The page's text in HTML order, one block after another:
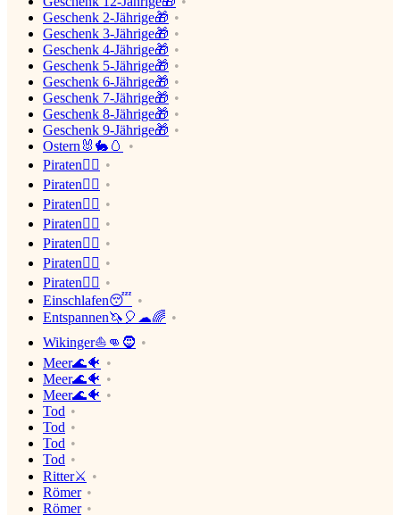
Geschenk 2-Jährige🎁
Geschenk 3-Jährige🎁
Geschenk 4-Jährige🎁
Geschenk 5-Jährige🎁
Geschenk 6-Jährige🎁
Geschenk 7-Jährige🎁
Geschenk 8-Jährige🎁
Geschenk 9-Jährige🎁
Ostern🐰🐇🥚
Piraten🏴‍☠️
Piraten🏴‍☠️
Piraten🏴‍☠️
Piraten🏴‍☠️
Piraten🏴‍☠️
Piraten🏴‍☠️
Piraten🏴‍☠️
Einschlafen😴
Entspannen🦄🎈☁🌈
Wikinger⛵👊🧔
Meer🌊🐠
Meer🌊🐠
Meer🌊🐠
Tod
Tod
Tod
Tod
Ritter⚔
Römer
Römer